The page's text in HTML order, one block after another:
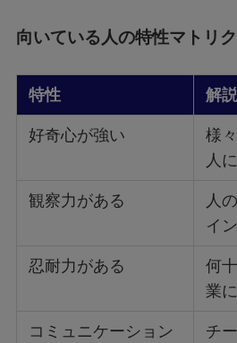
向いている人の特性マトリ
特性 解説
好奇心が強い
様
人
観察力がある
人
イ
忍耐力がある
何
業
コミュニケーション
チ